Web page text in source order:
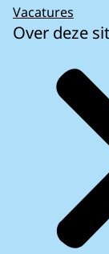
Is de
Vacatures
Over deze